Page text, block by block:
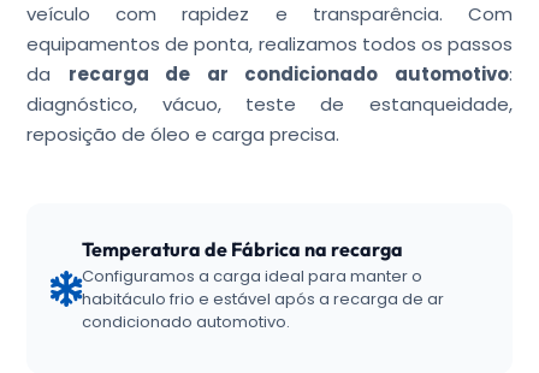
veículo com rapidez e transparência. Com
equipamentos de ponta, realizamos todos os passos
da recarga de ar condicionado automotivo:
diagnóstico, vácuo, teste de estanqueidade,
reposição de óleo e carga precisa.
Temperatura de Fábrica na recarga
Configuramos a carga ideal para manter o
habitáculo frio e estável após a recarga de ar
condicionado automotivo.